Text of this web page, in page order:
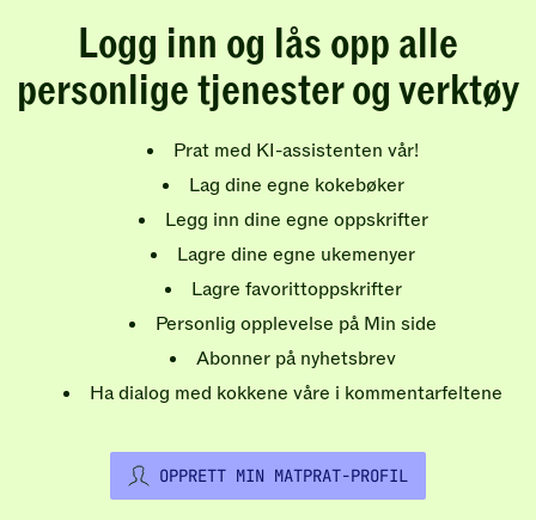
Logg inn og lås opp alle
personlige tjenester og verktøy
Prat med KI-assistenten vår!
Lag dine egne kokebøker
Legg inn dine egne oppskrifter
Lagre dine egne ukemenyer
Lagre favorittoppskrifter
Personlig opplevelse på Min side
Abonner på nyhetsbrev
Ha dialog med kokkene våre i kommentarfeltene
OPPRETT MIN MATPRAT-PROFIL